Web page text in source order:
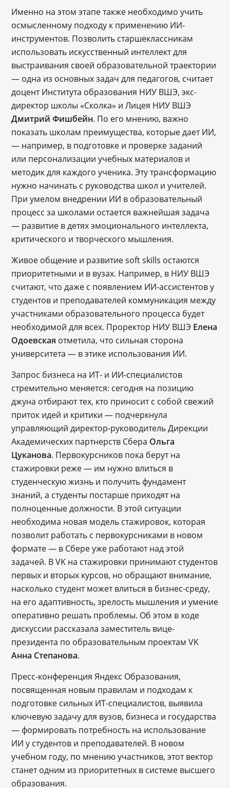
Именно на этом этапе также необходимо учить
осмысленному подходу к применению ИИ-
инструментов. Позволить старшеклассникам
использовать искусственный интеллект для
выстраивания своей образовательной траектории
— одна из основных задач для педагогов, считает
доцент Института образования НИУ ВШЭ, экс-
директор школы «Сколка» и Лицея НИУ ВШЭ
Дмитрий Фишбейн. По его мнению, важно
показать школам преимущества, которые дает ИИ,
— например, в подготовке и проверке заданий
или персонализации учебных материалов и
методик для каждого ученика. Эту трансформацию
нужно начинать с руководства школ и учителей.
При умелом внедрении ИИ в образовательный
процесс за школами остается важнейшая задача
— развитие в детях эмоционального интеллекта,
критического и творческого мышления.
Живое общение и развитие soft skills остаются
приоритетными и в вузах. Например, в НИУ ВШЭ
считают, что даже с появлением ИИ-ассистентов у
студентов и преподавателей коммуникация между
участниками образовательного процесса будет
необходимой для всех. Проректор НИУ ВШЭ Елена
Одоевская отметила, что сильная сторона
университета — в этике использования ИИ.
Запрос бизнеса на ИТ- и ИИ-специалистов
стремительно меняется: сегодня на позицию
джуна отбирают тех, кто приносит с собой свежий
приток идей и критики — подчеркнула
управляющий директор-руководитель Дирекции
Академических партнерств Сбера Ольга
Цуканова. Первокурсников пока берут на
стажировки реже — им нужно влиться в
студенческую жизнь и получить фундамент
знаний, а студенты постарше приходят на
полноценные должности. В этой ситуации
необходима новая модель стажировок, которая
позволит работать с первокурсниками в новом
формате — в Сбере уже работают над этой
задачей. В VK на стажировки принимают студентов
первых и вторых курсов, но обращают внимание,
насколько студент может влиться в бизнес-среду,
на его адаптивность, зрелость мышления и умение
оперативно решать проблемы. Об этом в ходе
дискуссии рассказала заместитель вице-
президента по образовательным проектам VK
Анна Степанова.
Пресс-конференция Яндекс Образования,
посвященная новым правилам и подходам к
подготовке сильных ИТ-специалистов, выявила
ключевую задачу для вузов, бизнеса и государства
— формировать потребность на использование
ИИ у студентов и преподавателей. В новом
учебном году, по мнению участников, этот вектор
станет одним из приоритетных в системе высшего
образования.